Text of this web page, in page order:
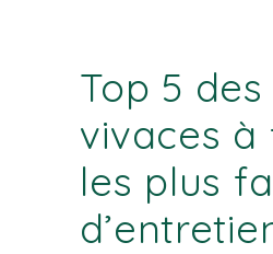
Top 5 des
vivaces à
les plus